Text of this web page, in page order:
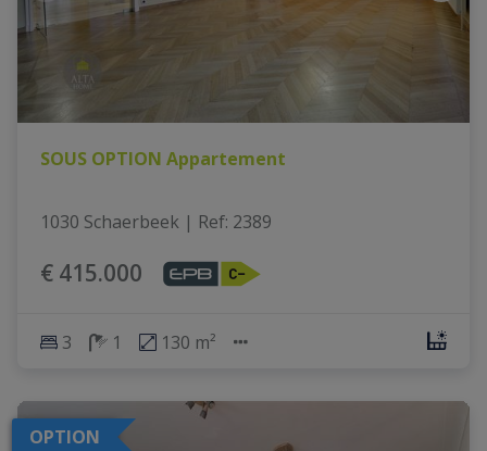
SOUS OPTION Appartement
1030 Schaerbeek | Ref: 2389
€ 415.000
3 1 130 m²
OPTION